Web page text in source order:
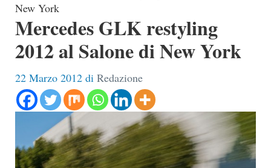
New York
Mercedes GLK restyling
2012 al Salone di New York
22 Marzo 2012 di Redazione